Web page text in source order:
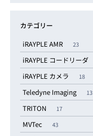
カテゴリー
iRAYPLE AMR
23
iRAYPLE コードリーダ
iRAYPLE カメラ 18
Teledyne Imaging 13
TRITON 17
MVTec 43